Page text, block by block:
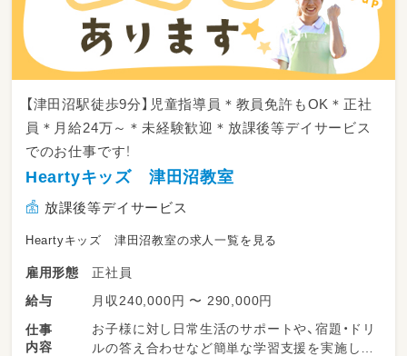
・その他給食運営に関わる業務
当園では、栄養士職が子どもたちにとって安心
で美味しい食事を提供する上で非常に重要な役
割を担っています。私たちと一緒に、健やかな
子どもたちを育てるためにご応募いただける方
をお待ちしております。
【津田沼駅徒歩9分】児童指導員＊教員免許もOK＊正社
員＊月給24万～＊未経験歓迎＊放課後等デイサービス
でのお仕事です！
Heartyキッズ 津田沼教室
放課後等デイサービス
Heartyキッズ 津田沼教室の求人一覧を見る
雇用形態
正社員
給与
月収240,000円 〜 290,000円
仕事
内容
お子様に対し日常生活のサポートや、宿題・ドリ
ルの答え合わせなど簡単な学習支援を実施しま